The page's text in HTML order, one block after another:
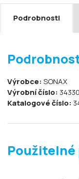
Podrobnosti
Výrobce:SONAX
Výrobní číslo:
Katalogové číslo:
Použitelné